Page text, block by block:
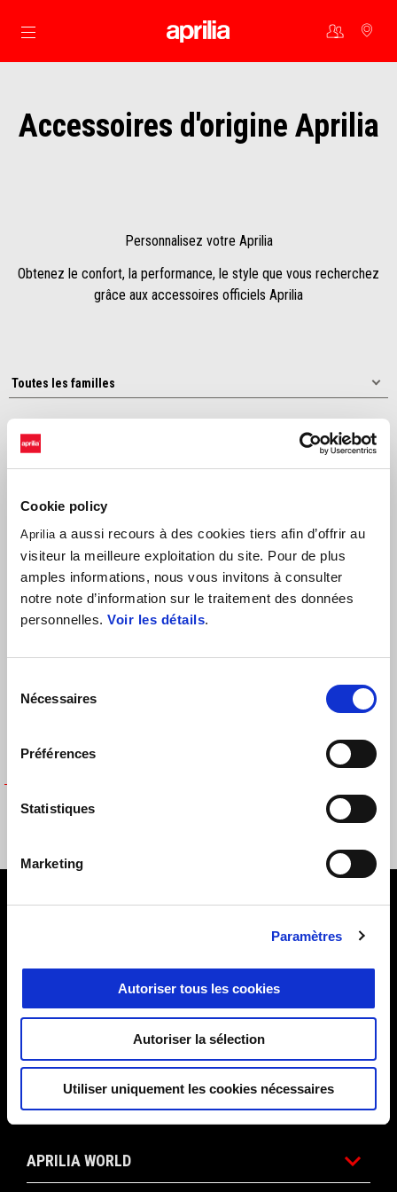
Cookie policy
Aprilia a aussi recours à des cookies tiers afin d’offrir au
visiteur la meilleure exploitation du site. Pour de plus
amples informations, nous vous invitons à consulter
notre note d’information sur le traitement des données
personnelles. Voir les détails.
Nécessaires
Préférences
Statistiques
Marketing
Paramètres
Autoriser tous les cookies
Autoriser la sélection
Utiliser uniquement les cookies nécessaires
Aller au contenu principal
Accessoires d'origine Aprilia
Personnalisez votre Aprilia
Obtenez le confort, la performance, le style que vous recherchez
grâce aux accessoires officiels Aprilia
Trier par :
SYSTÈME DE COMMUNICATION
BLUETOOTH
MODÈLES
ACCESSOIRES
APRILIA WORLD